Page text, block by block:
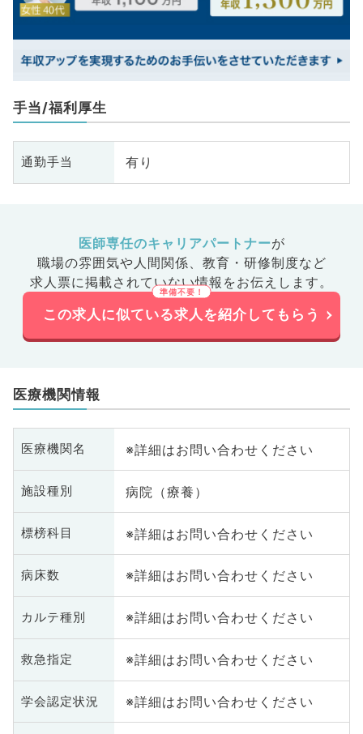
手当/福利厚生
通勤手当 有り
医師専任のキャリアパートナーが
職場の雰囲気や人間関係、 教育・研修制度など
求人票に掲載されていない情報をお伝えします。
この求人に似ている求人を紹介してもらう
医療機関情報
医療機関名 ※詳細はお問い合わせください
施設種別 病院（療養）
標榜科目 ※詳細はお問い合わせください
病床数 ※詳細はお問い合わせください
カルテ種別 ※詳細はお問い合わせください
救急指定 ※詳細はお問い合わせください
学会認定状況 ※詳細はお問い合わせください